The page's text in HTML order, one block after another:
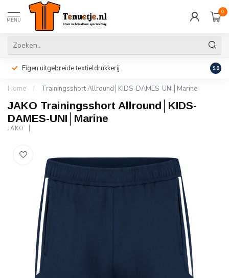
MENU
0
Eigen uitgebreide textieldrukkerij 9.8
Home / Trainingsshort Allround│KIDS-DAMES-UNI│Marine
JAKO Trainingsshort Allround│KIDS-
DAMES-UNI│Marine
JAKO